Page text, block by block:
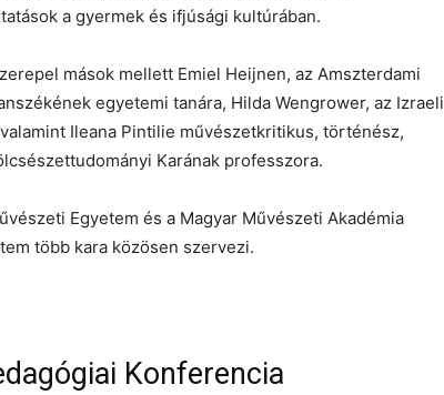
a gyermek és ifjúsági kultúrában.
mások mellett Emiel Heijnen, az Amszterdami
egyetemi tanára, Hilda Wengrower, az Izraeli
Ileana Pintilie művészetkritikus, történész,
Karának professzora.
Egyetem és a Magyar Művészeti Akadémia
több kara közösen szervezi.
Konferencia